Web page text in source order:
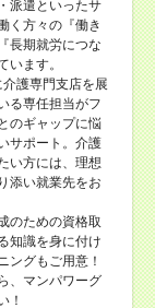
派遣といったサ
く方々の『働き
長期就労につな
います。
護専門支店を展
る専任担当がフ
のギャップに悩
サポート。介護
い方には、理想
添い就業先をお
のための資格取
知識を身に付け
ングもご用意！
、マンパワーグ
！